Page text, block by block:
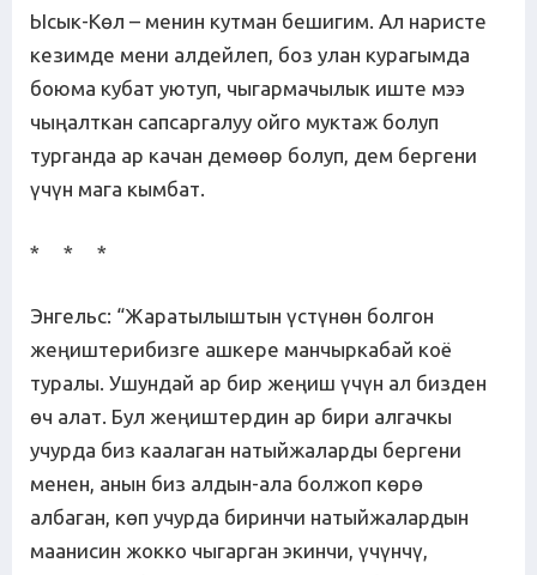
Ысык-Көл – менин кутман бешигим. Ал наристе
кезимде мени алдейлеп, боз улан курагымда
боюма кубат уютуп, чыгармачылык иште мээ
чыңалткан сапсаргалуу ойго муктаж болуп
турганда ар качан демөөр болуп, дем бергени
үчүн мага кымбат.
* * *
Энгельс: “Жаратылыштын үстүнөн болгон
жеңиштерибизге ашкере манчыркабай коё
туралы. Ушундай ар бир жеңиш үчүн ал бизден
өч алат. Бул жеңиштердин ар бири алгачкы
учурда биз каалаган натыйжаларды бергени
менен, анын биз алдын-ала болжоп көрө
албаган, көп учурда биринчи натыйжалардын
маанисин жокко чыгарган экинчи, үчүнчү,